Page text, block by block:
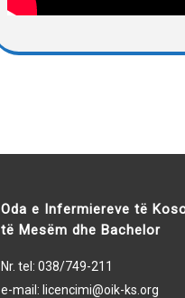
Oda e Infermiereve të
të Mesëm dhe Bachelor
Nr. tel: 038/749-211
e-mail: licencimi@oik-ks.org